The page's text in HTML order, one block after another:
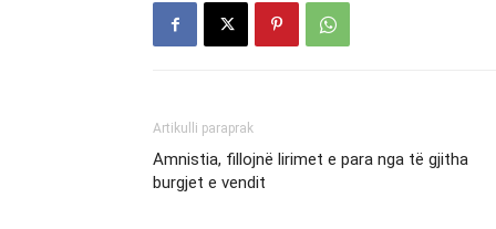
Artikulli paraprak
Amnistia, fillojnë lirimet e para nga të gjitha
burgjet e vendit